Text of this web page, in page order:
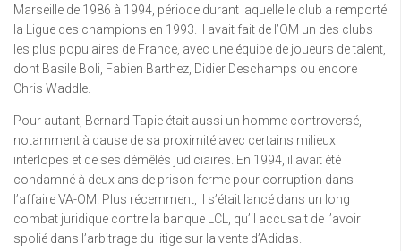
Marseille de 1986 à 1994, période durant laquelle le club a remporté
la Ligue des champions en 1993. Il avait fait de l’OM un des clubs
les plus populaires de France, avec une équipe de joueurs de talent,
dont Basile Boli, Fabien Barthez, Didier Deschamps ou encore
Chris Waddle.
Pour autant, Bernard Tapie était aussi un homme controversé,
notamment à cause de sa proximité avec certains milieux
interlopes et de ses démêlés judiciaires. En 1994, il avait été
condamné à deux ans de prison ferme pour corruption dans
l’affaire VA-OM. Plus récemment, il s’était lancé dans un long
combat juridique contre la banque LCL, qu’il accusait de l’avoir
spolié dans l’arbitrage du litige sur la vente d’Adidas.